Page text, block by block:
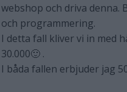
webshop och driva denna.
och programmering.
I detta fall kliver vi in med
30.000🙂 .
I båda fallen erbjuder jag